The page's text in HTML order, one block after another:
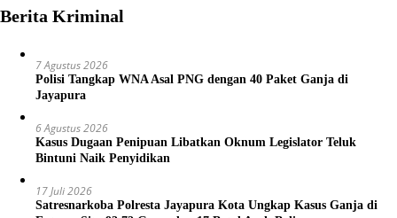
Berita Kriminal
7 Agustus 2026
Polisi Tangkap WNA Asal PNG dengan 40 Paket Ganja di
Jayapura
6 Agustus 2026
Kasus Dugaan Penipuan Libatkan Oknum Legislator Teluk
Bintuni Naik Penyidikan
17 Juli 2026
Satresnarkoba Polresta Jayapura Kota Ungkap Kasus Ganja di